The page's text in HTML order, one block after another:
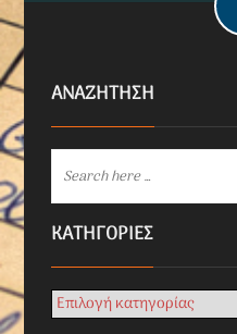
ΑΝΑΖΗΤΗΣΗ
KΑΤΗΓΟΡΊΕΣ